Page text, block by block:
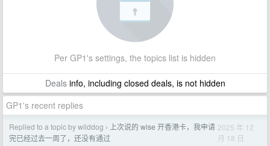
Per GP1's settings, the topics list is hidden
Dealsinfo, including closed deals, is not hidden
GP1's recent replies
Replied to a topic by wilddog ›
上次说的 wise 开香港卡，我申请
完已经过去一周了，还没有通过
2025 年 12
月 18 日